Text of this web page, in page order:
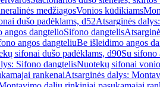
medžiagosVonios kūdikiams
dušo padėklams, d52Atsarginės
angos dangtelioSifono dangtelis
angos dangteliuBe išleidimo angos
sifonai dušo padėklams, d90Su sifono
Sifono dangtelisNuotekų sifonai
rankenaiAtsarginės dalys: